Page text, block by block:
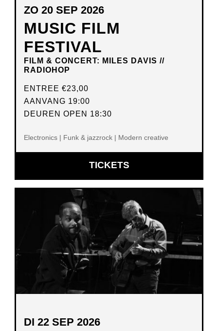
MUSIC FILM
FESTIVAL
FILM & CONCERT: MILES DAVIS //
RADIOHOP
ZO 20 SEP 2026
ENTREE €23,00
AANVANG 19:00
DEUREN OPEN 18:30
Electronics | Funk & jazzrock | Modern creative
TICKETSOPENT
IN
VENSTER
DI 22 SEP 2026